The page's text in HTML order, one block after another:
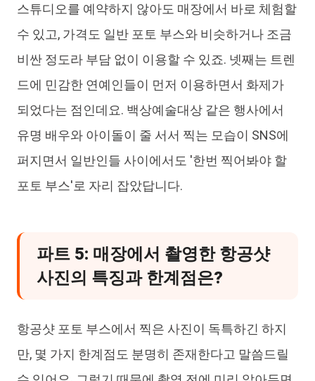
스튜디오를 예약하지 않아도 매장에서 바로 체험할
수 있고, 가격도 일반 포토 부스와 비슷하거나 조금
비싼 정도라 부담 없이 이용할 수 있죠. 넷째는 트렌
드에 민감한 연예인들이 먼저 이용하면서 화제가
되었다는 점인데요. 백상예술대상 같은 행사에서
유명 배우와 아이돌이 줄 서서 찍는 모습이 SNS에
퍼지면서 일반인들 사이에서도 '한번 찍어봐야 할
포토 부스'로 자리 잡았답니다.
파트 5: 매장에서 촬영한 항공샷
사진의 특징과 한계점은?
항공샷 포토 부스에서 찍은 사진이 독특하긴 하지
만, 몇 가지 한계점도 분명히 존재한다고 말씀드릴